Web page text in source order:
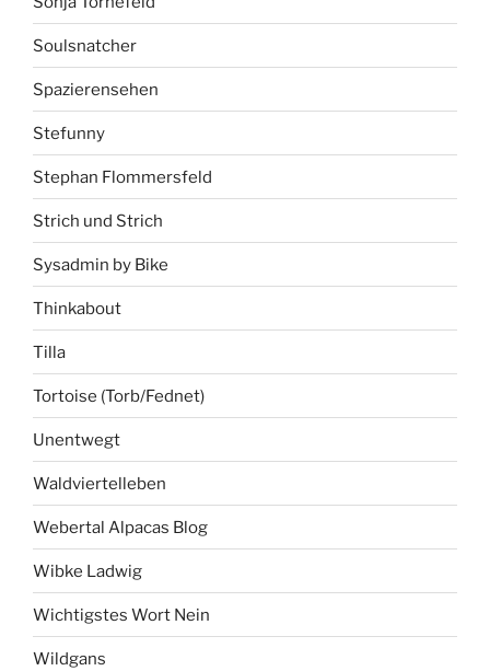
Soulsnatcher
Spazierensehen
Stefunny
Stephan Flommersfeld
Strich und Strich
Sysadmin by Bike
Thinkabout
Tilla
Tortoise (Torb/Fednet)
Unentwegt
Waldviertelleben
Webertal Alpacas Blog
Wibke Ladwig
Wichtigstes Wort Nein
Wildgans